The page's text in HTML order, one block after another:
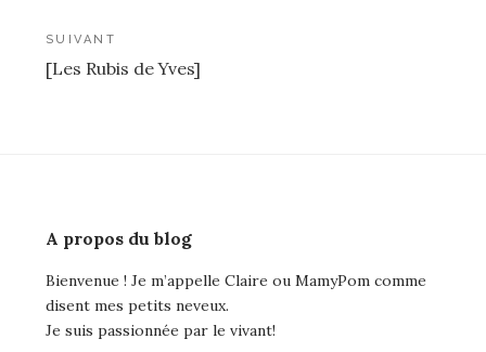
Navigation
de
SUIVANT
[Les Rubis de Yves]
A propos du blog
Bienvenue ! Je m’appelle Claire ou MamyPom comme
disent mes petits neveux.
Je suis passionnée par le vivant!